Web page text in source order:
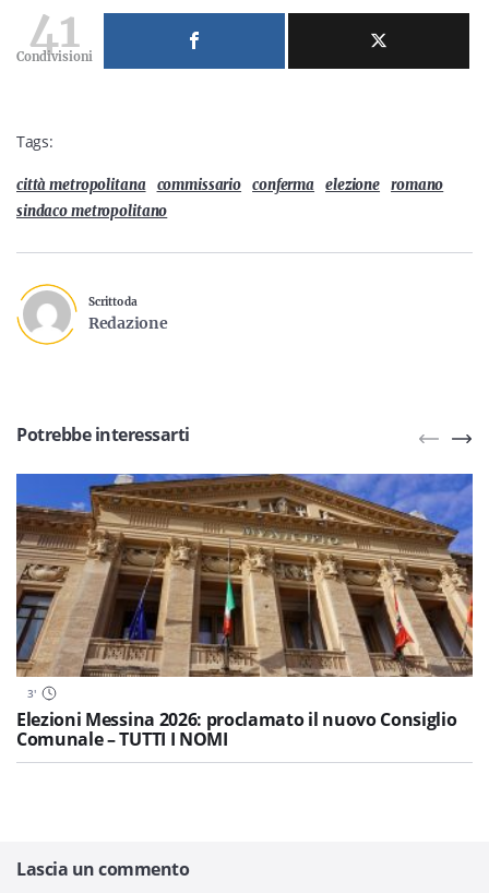
41
Condivisioni
Tags:
città metropolitana commissario conferma elezione romano
sindaco metropolitano
Scritto da
Redazione
Potrebbe interessarti
3'
Elezioni Messina 2026: proclamato il nuovo Consiglio
Comunale – TUTTI I NOMI
Lascia un commento